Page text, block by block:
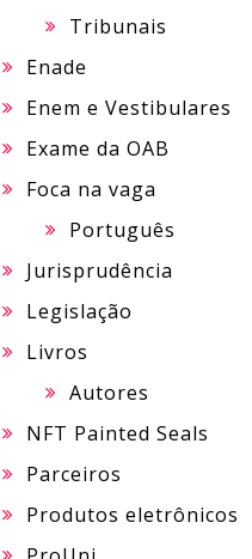
Tribunais
Enade
Enem e Vestibulares
Exame da OAB
Foca na vaga
Português
Jurisprudência
Legislação
Livros
Autores
NFT Painted Seals
Parceiros
Produtos eletrônicos